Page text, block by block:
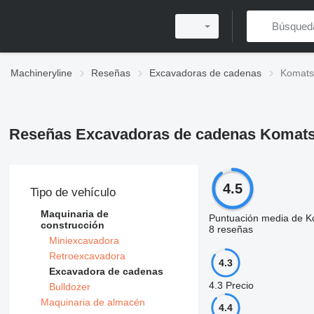
Machineryline Reseñas Excavadoras de cadenas
Reseñas Excavadoras de cadenas
Tipo de vehículo
Maquinaria de
construcción
Miniexcavadora
Retroexcavadora
Excavadora de cadenas
Bulldozer
Maquinaria de almacén
4.5
Puntuación media de
8 reseñas
4.3
4.3 Precio
4.4